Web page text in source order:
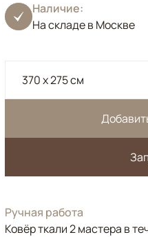
Наличие:
На складе в Москве
370 x 275 см
Ручная работа
Ковёр ткали 2 мастера в